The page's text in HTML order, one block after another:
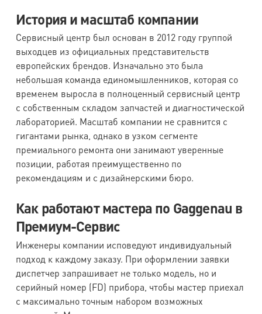
История и масштаб компании
Сервисный центр был основан в 2012 году группой
выходцев из официальных представительств
европейских брендов. Изначально это была
небольшая команда единомышленников, которая со
временем выросла в полноценный сервисный центр
с собственным складом запчастей и диагностической
лабораторией. Масштаб компании не сравнится с
гигантами рынка, однако в узком сегменте
премиального ремонта они занимают уверенные
позиции, работая преимущественно по
рекомендациям и с дизайнерскими бюро.
Как работают мастера по Gaggenau в
Премиум-Сервис
Инженеры компании исповедуют индивидуальный
подход к каждому заказу. При оформлении заявки
диспетчер запрашивает не только модель, но и
серийный номер (FD) прибора, чтобы мастер приехал
с максимально точным набором возможных